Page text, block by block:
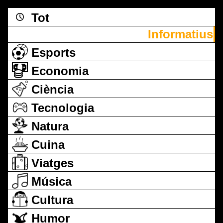
Tot
Informatius
Esports
Economia
Ciència
Tecnologia
Natura
Cuina
Viatges
Música
Cultura
Humor